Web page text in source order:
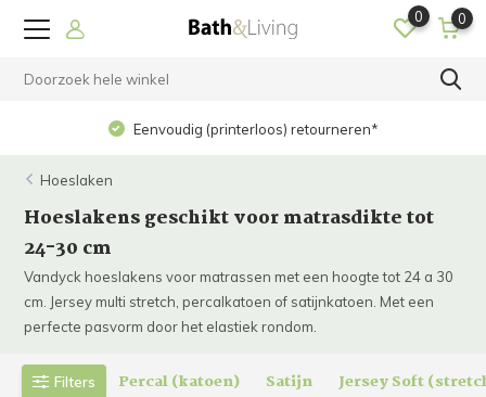
0 0
Eenvoudig (printerloos) retourneren*
Hoeslaken
Hoeslakens geschikt voor matrasdikte tot
24-30 cm
Vandyck hoeslakens voor matrassen met een hoogte tot 24 a 30
cm. Jersey multi stretch, percalkatoen of satijnkatoen. Met een
perfecte pasvorm door het elastiek rondom.
Filters Percal (katoen) Satijn Jersey Soft